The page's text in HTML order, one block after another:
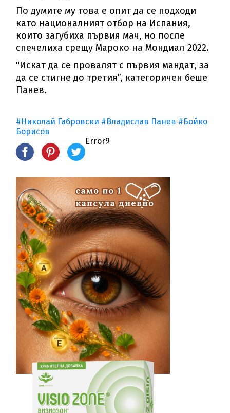
По думите му това е опит да се подходи
като националният отбор на Испания,
които загубиха първия мач, но после
спечелиха срещу Мароко на Мондиал 2022.
"Искат да се провалят с първия мандат, за
да се стигне до третия”, категоричен беше
Панев.
#Николай Габровски #Владислав Панев #Бойко
Борисов
Error9